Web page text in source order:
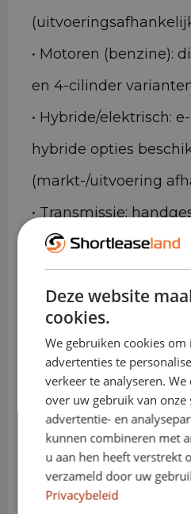
• Motoren (benzine):
en 4-cilinder
• Hybride/elektrisch:
hybride opties
(markt-/uitvoering
• Transmissie:
automaat
• Cabines:
Waarom de
ideaal is voor
• Direct inzetbaar
projecten of
• Comfortabel en
bij langere ritten
Deze website
cookies.
We gebruiken cookies
advertenties te
verkeer te analyseren.
over uw gebruik van onze
advertentie- en
kunnen combineren met
u aan hen heeft verstrekt
verzameld door uw
Privacybeleid